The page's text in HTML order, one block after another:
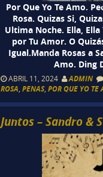
Por Que Yo Te Amo.
Rosa. Quizas Si,
Ultima Noche. Ella,
por Tu Amor. O
Igual.Manda Rosas a
Amo. Ding
ABRIL 11, 2024 ADMIN
ROSA,PENAS,POR QUE YO TE
Juntos – Sandro &